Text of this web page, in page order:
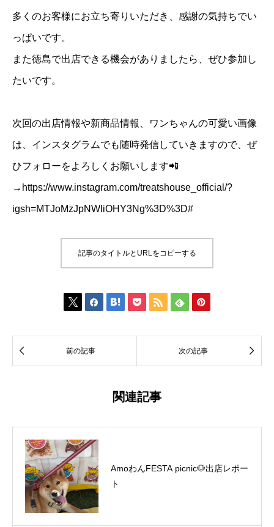
多くのお客様にお立ち寄りいただき、感謝の気持ちでい
っぱいです。
また徳島で出店できる機会がありましたら、ぜひ参加し
たいです。
次回の出店情報や新商品情報、ワンちゃんの可愛い画像
は、インスタグラムでも随時発信していきますので、ぜ
ひフォローをよろしくお願いします📲
→ https://www.instagram.com/treatshouse_official/?
igsh=MTJoMzJpNWliOHY3Ng%3D%3D#
記事のタイトルとURLをコピーする
      
 前の記事 次の記事 
関連記事
AmoわんFESTA picnic🐶出店レポー
ト